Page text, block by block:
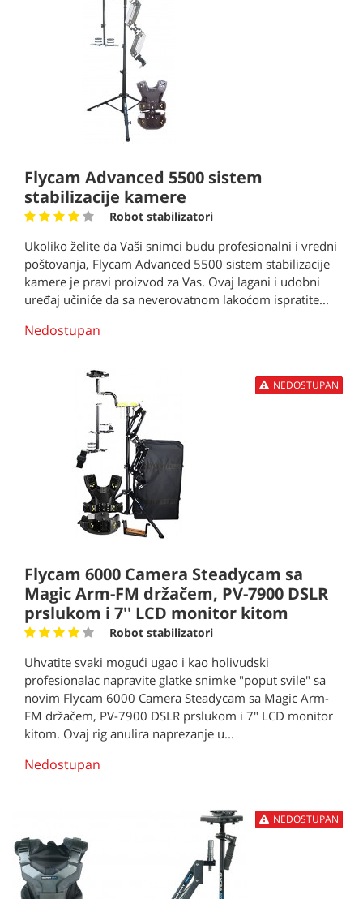
Flycam Advanced 5500 sistem
stabilizacije kamere
Robot stabilizatori
Ukoliko želite da Vaši snimci budu profesionalni i vredni
poštovanja, Flycam Advanced 5500 sistem stabilizacije
kamere je pravi proizvod za Vas. Ovaj lagani i udobni
uređaj učiniće da sa neverovatnom lakoćom ispratite...
Nedostupan
NEDOSTUPAN
Flycam 6000 Camera Steadycam sa
Magic Arm-FM držačem, PV-7900 DSLR
prslukom i 7'' LCD monitor kitom
Robot stabilizatori
Uhvatite svaki mogući ugao i kao holivudski
profesionalac napravite glatke snimke "poput svile" sa
novim Flycam 6000 Camera Steadycam sa Magic Arm-
FM držačem, PV-7900 DSLR prslukom i 7" LCD monitor
kitom. Ovaj rig anulira naprezanje u...
Nedostupan
NEDOSTUPAN